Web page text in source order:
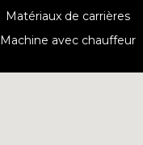
Matériaux de carrières
Machine avec chauffeur